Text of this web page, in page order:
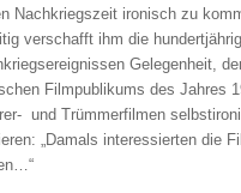
Nachkriegszeit ironisch zu
verschafft ihm die
Gelegenheit,
Filmpublikums des Jahres
und Trümmerfilmen
„Damals interessierten die